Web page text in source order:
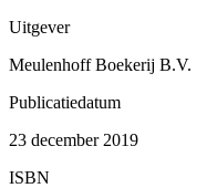
Uitgever
Meulenhoff Boekerij B.V.
Publicatiedatum
23 december 2019
ISBN